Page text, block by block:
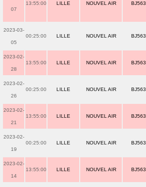
07
13:55:00 LILLE NOUVEL AIR BJ563
2023-03-
05
00:25:00 LILLE NOUVEL AIR BJ563
2023-02-
28
13:55:00 LILLE NOUVEL AIR BJ563
2023-02-
26
00:25:00 LILLE NOUVEL AIR BJ563
2023-02-
21
13:55:00 LILLE NOUVEL AIR BJ563
2023-02-
19
00:25:00 LILLE NOUVEL AIR BJ563
2023-02-
14
13:55:00 LILLE NOUVEL AIR BJ563